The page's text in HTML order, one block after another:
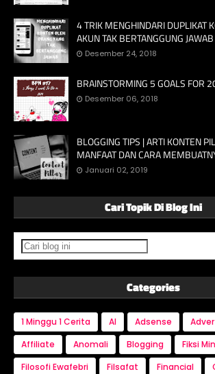
4 TRIK MENGHINDARI DUPLIKAT
AKUN TAK BERTANGGUNG
Desember 24, 2018
BRAINSTORMING 5 GOALS FOR
Desember 06, 2018
BLOGGING TIPS | ARTI KONTEN
MANFAAT DAN CARA
Januari 02, 2019
Cari Topik Di Blog Ini
Categories
1 Minggu 1 Cerita AI Adsense
Affiliate
Anomali Blogging
Fiksi
Filosofi Ewafebri
Filsafat Financial